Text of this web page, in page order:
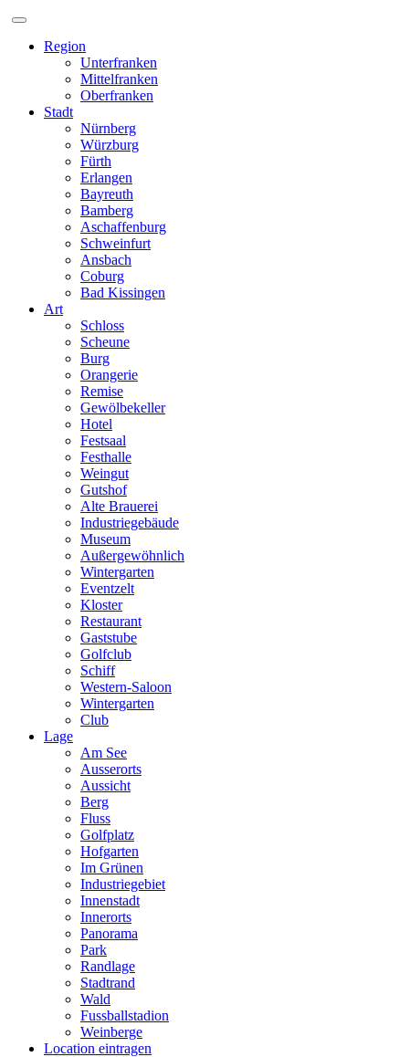
Zum
Region
Unterfranken
Mittelfranken
Oberfranken
Stadt
Nürnberg
Würzburg
Fürth
Erlangen
Bayreuth
Bamberg
Aschaffenburg
Schweinfurt
Ansbach
Coburg
Bad Kissingen
Art
Schloss
Scheune
Burg
Orangerie
Remise
Gewölbekeller
Hotel
Festsaal
Festhalle
Weingut
Gutshof
Alte Brauerei
Industriegebäude
Museum
Außergewöhnlich
Wintergarten
Eventzelt
Kloster
Restaurant
Gaststube
Golfclub
Schiff
Western-Saloon
Wintergarten
Club
Lage
Am See
Ausserorts
Aussicht
Berg
Fluss
Golfplatz
Hofgarten
Im Grünen
Industriegebiet
Innenstadt
Innerorts
Panorama
Park
Randlage
Stadtrand
Wald
Fussballstadion
Weinberge
Location eintragen